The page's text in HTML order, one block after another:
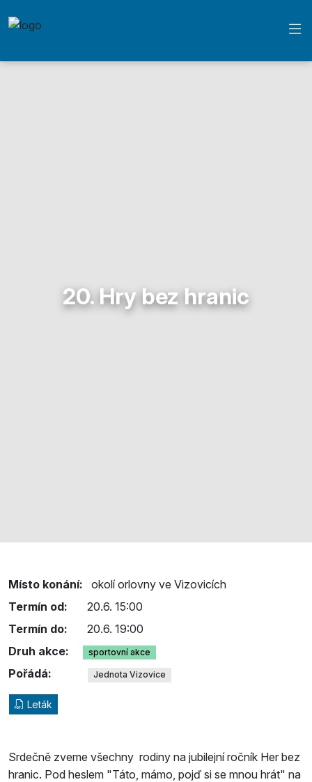
20. Hry bez hranic
Místo konání:
okolí orlovny ve Vizovicích
Termín od:
20.6. 15:00
Termín do:
20.6. 19:00
Druh akce:
sportovní akce
Pořádá: Jednota Vizovice
Leták
Srdečně zveme všechny rodiny na jubilejní ročník Her bez
hranic. Pod heslem "Táto, mámo, pojď si se mnou hrát" na